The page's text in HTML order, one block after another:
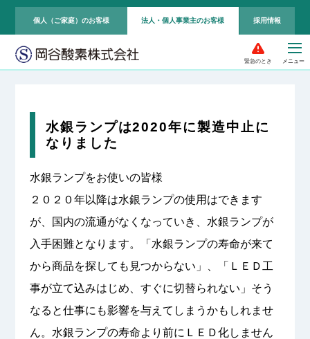
個人（ご家庭）のお客様 法人・個人事業主のお客様 採用情報
緊急のとき
水銀ランプは2020年に製造中止に
なりました
水銀ランプをお使いの皆様
２０２０年以降は水銀ランプの使用はできます
が、国内の流通がなくなっていき、水銀ランプが
入手困難となります。「水銀ランプの寿命が来て
から商品を探しても見つからない」、「ＬＥＤ工
事が立て込みはじめ、すぐに切替られない」そう
なると仕事にも影響を与えてしまうかもしれませ
ん。水銀ランプの寿命より前にＬＥＤ化しません